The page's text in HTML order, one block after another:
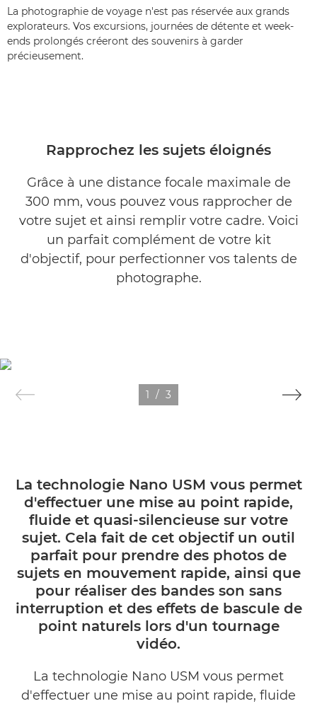
La photographie de voyage n'est pas réservée aux grands
explorateurs. Vos excursions, journées de détente et week-
ends prolongés créeront des souvenirs à garder
précieusement.
Rapprochez les sujets éloignés
Grâce à une distance focale maximale de
300 mm, vous pouvez vous rapprocher de
votre sujet et ainsi remplir votre cadre. Voici
un parfait complément de votre kit
d'objectif, pour perfectionner vos talents de
photographe.
1 / 3
La technologie Nano USM vous permet
d'effectuer une mise au point rapide,
fluide et quasi-silencieuse sur votre
sujet. Cela fait de cet objectif un outil
parfait pour prendre des photos de
sujets en mouvement rapide, ainsi que
pour réaliser des bandes son sans
interruption et des effets de bascule de
point naturels lors d'un tournage
vidéo.
La technologie Nano USM vous permet
d'effectuer une mise au point rapide, fluide